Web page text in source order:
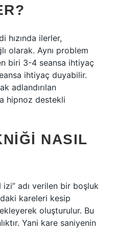
hızında ilerler,
olarak. Aynı problem
biri 3-4 seansa ihtiyaç
ihtiyaç duyabilir.
adlandırılan
hipnoz destekli
NASIL
izi” adı verilen bir boşluk
kareleri kesip
oluşturulur. Bu
Yani kare saniyenin